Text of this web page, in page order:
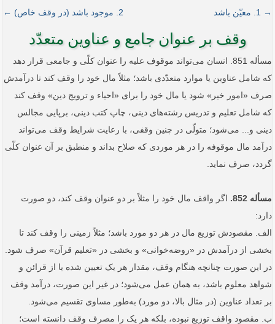
2. موجود باشد (در وقف خاص) ← → 1. معیّن باشد
وقف بر عنوان جامع و عناوین متعدّد
مسأله 851. انسان می‌تواند موقوف علیه را عنوان کلّی و جامعی قرار دهد
که شامل عناوین یا موارد متعدّدی باشد؛ مثلاً مال خود را وقف کند تا درآمدش
صرف «امور خیر» شود یا مال خود را برای «احیاء و ترویج دین» وقف کند
که شامل تعلیم و تدریس رشته‌های دینی، چاپ کتب دینی، برپایی مجالس
دینی و... می‌شود؛ متولّی در چنین وقفی، با رعایت شرایط وقف می‌تواند
درآمد مال موقوفه را در هر موردی که صلاح بداند و منطبق بر آن عنوان کلّی
گردد، صرف نماید.
مسأله 852.
اگر واقف مال خود را مثلاً بر دو عنوان وقف کند، دو صورت
دارد:
الف. مقصودش توزیع مال در هر دو مورد باشد؛ مثلاً زمینی را وقف کند تا
بخشی از درآمدش در «روضه‌خوانی» و بخشی در «تعلیم قرآن» صرف شود.
در این صورت چنانچه هنگام وقف، مقدار هر یک تعیین شده یا از قرائن و
شواهد معلوم باشد، به همان عمل می‌شود؛ در غیر این صورت، درآمد وقف
بر تعداد عناوین (در مثال بالا، دو مورد) به‌طور مساوی تقسیم می‌شود.
ب. مقصود واقف توزیع نبوده، بلکه هر یک را مصرف وقف دانسته است؛